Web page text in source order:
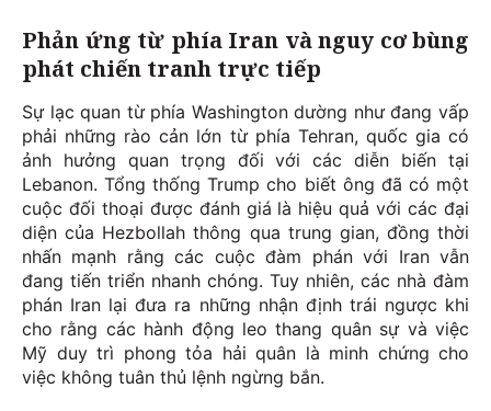
Phản ứng từ phía Iran và nguy cơ bùng
phát chiến tranh trực tiếp
Sự lạc quan từ phía Washington dường như đang vấp
phải những rào cản lớn từ phía Tehran, quốc gia có
ảnh hưởng quan trọng đối với các diễn biến tại
Lebanon. Tổng thống Trump cho biết ông đã có một
cuộc đối thoại được đánh giá là hiệu quả với các đại
diện của Hezbollah thông qua trung gian, đồng thời
nhấn mạnh rằng các cuộc đàm phán với Iran vẫn
đang tiến triển nhanh chóng. Tuy nhiên, các nhà đàm
phán Iran lại đưa ra những nhận định trái ngược khi
cho rằng các hành động leo thang quân sự và việc
Mỹ duy trì phong tỏa hải quân là minh chứng cho
việc không tuân thủ lệnh ngừng bắn.